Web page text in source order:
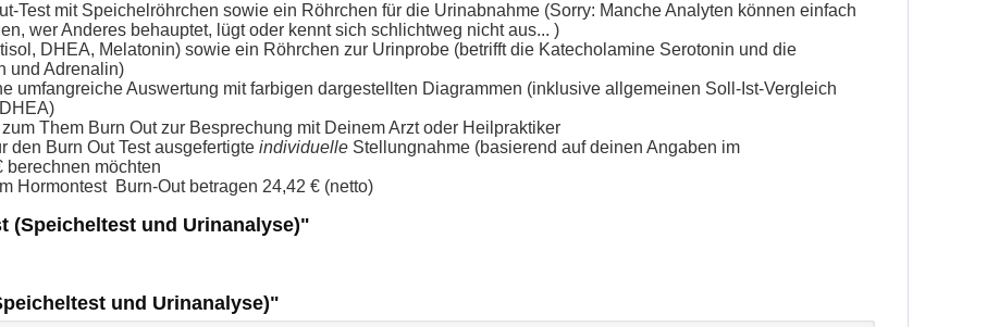
Test mit Speichelröhrchen sowie ein Röhrchen für die Urinabnahme (Sorry: Manche Analyten können einfach
wer Anderes behauptet, lügt oder kennt sich schlichtweg nicht aus... )
DHEA, Melatonin) sowie ein Röhrchen zur Urinprobe (betrifft die Katecholamine Serotonin und die
und Adrenalin)
umfangreiche Auswertung mit farbigen dargestellten Diagrammen (inklusive allgemeinen Soll-Ist-Vergleich
Them Burn Out zur Besprechung mit Deinem Arzt oder Heilpraktiker
den Burn Out Test ausgefertigte individuelle Stellungnahme (basierend auf deinen Angaben im
berechnen möchten
Hormontest Burn-Out betragen 24,42 € (netto)
(Speicheltest und Urinanalyse)"
und Urinanalyse)"